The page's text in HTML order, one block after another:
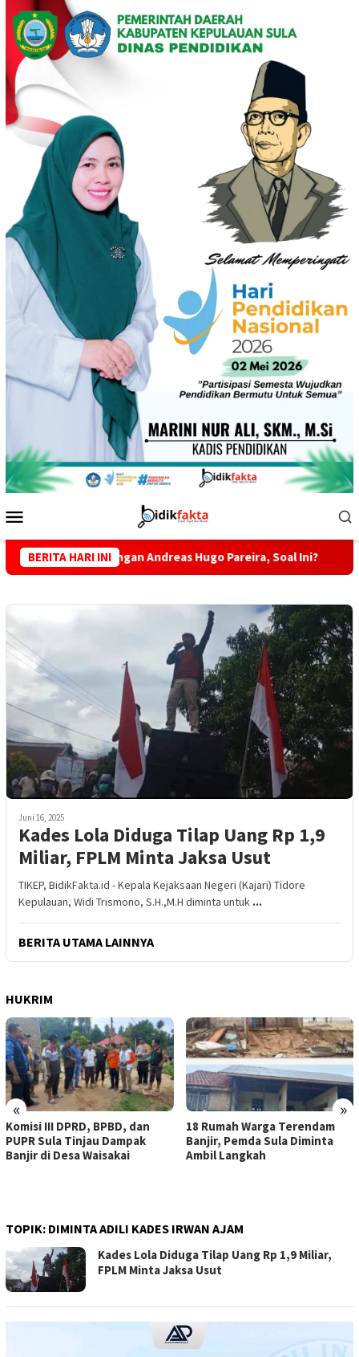
Loncat
konten
Mobile
BERITA HARI INI
Andreas Hugo Pareira, Soal Ini? Tekan
Juni 16, 2025
Kades Lola Diduga Tilap Uang Rp 1,9
Miliar, FPLM Minta Jaksa Usut
TIKEP, BidikFakta.id - Kepala Kejaksaan Negeri (Kajari) Tidore
Kepulauan, Widi Trismono, S.H.,M.H diminta untuk ...
BERITA UTAMA LAINNYA
HUKRIM
« »
Komisi III DPRD, BPBD, dan
PUPR Sula Tinjau Dampak
Banjir di Desa Waisakai
18 Rumah Warga Terendam
Banjir, Pemda Sula Diminta
Ambil Langkah
TOPIK: DIMINTA ADILI KADES IRWAN AJAM
Kades Lola Diduga Tilap Uang Rp 1,9 Miliar,
FPLM Minta Jaksa Usut